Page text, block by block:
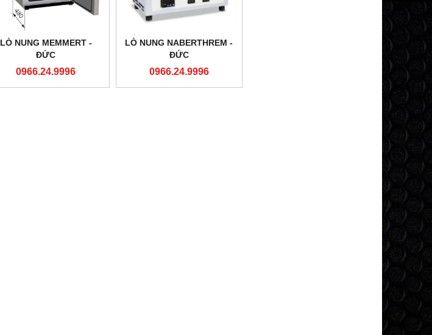
LÒ NUNG MEMMERT -
ĐỨC
0966.24.9996
LÒ NUNG NABERTHREM -
ĐỨC
0966.24.9996